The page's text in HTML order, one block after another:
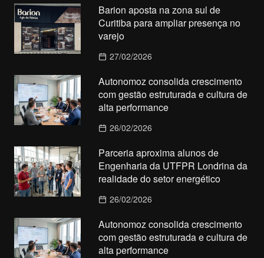
Barion aposta na zona sul de
Curitiba para ampliar presença no
varejo
27/02/2026
Autonomoz consolida crescimento
com gestão estruturada e cultura de
alta performance
26/02/2026
Parceria aproxima alunos de
Engenharia da UTFPR Londrina da
realidade do setor energético
26/02/2026
Autonomoz consolida crescimento
com gestão estruturada e cultura de
alta performance